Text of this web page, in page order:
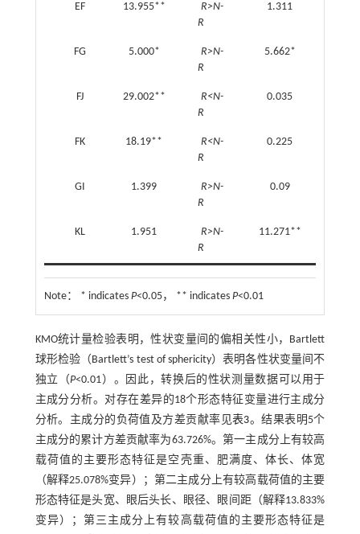
EF 13.955**
R>N-
R
1.311
FG 5.000*
R>N-
R
5.662*
FJ 29.002**
R<N-
R
0.035
FK 18.19**
R<N-
R
0.225
GI 1.399
R>N-
R
0.09
KL 1.951
R>N-
R
11.271**
Note： * indicates P<0.05， ** indicates P<0.01
KMO统计量检验表明，性状变量间的偏相关性小，Bartlett
球形检验（Bartlett’s test of sphericity）表明各性状变量间不
独立（P<0.01）。因此，转换后的性状测量数据可以用于
主成分分析。对存在差异的18个形态特征变量进行主成分
分析。主成分的负荷值及方差贡献率见表3。结果表明5个
主成分的累计方差贡献率为63.726%。第一主成分上有较高
载荷值的主要形态特征是空壳重、肥满度、体长、体宽
（解释25.078%变异）；第二主成分上有较高载荷值的主要
形态特征是头宽、眼后头长、眼径、眼间距（解释13.833%
变异）；第三主成分上有较高载荷值的主要形态特征是